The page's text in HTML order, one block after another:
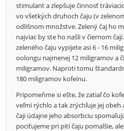
stimulant a zlepšuje činnosť
vo všetkých druhoch čaju (v
odlišnom množstve. Zelený čaj ho
najviac by ste ho našli v čiernom
zeleného čaju vypijete asi 6 - 16
oolongu najmenej 12 miligramov a
miligramov. Naproti tomu
180 miligramov kofeínu.
Pripomeňme si ešte, že zatiaľ čo
veľmi rýchlo a tak zrýchľuje jej
čaji údajne jeho absorbciu
pociťujeme pri pití čaju pomalšie,